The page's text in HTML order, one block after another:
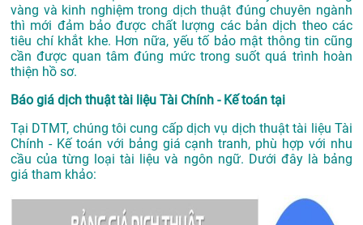
vàng và kinh nghiệm trong dịch thuật đúng chuyên ngành
thì mới đảm bảo được chất lượng các bản dịch theo các
tiêu chí khắt khe. Hơn nữa, yếu tố bảo mật thông tin cũng
cần được quan tâm đúng mức trong suốt quá trình hoàn
thiện hồ sơ.
Báo giá dịch thuật tài liệu Tài Chính - Kế toán tại
Tại DTMT, chúng tôi cung cấp dịch vụ dịch thuật tài liệu Tài
Chính - Kế toán với bảng giá cạnh tranh, phù hợp với nhu
cầu của từng loại tài liệu và ngôn ngữ. Dưới đây là bảng
giá tham khảo: